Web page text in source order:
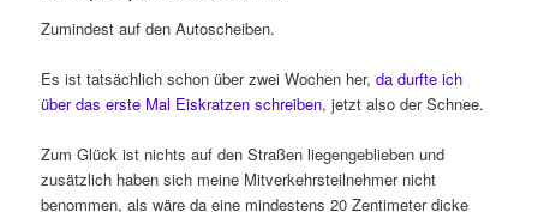
Zumindest auf den Autoscheiben.
Es ist tatsächlich schon über zwei Wochen her,da durfte ich
über das erste Mal Eiskratzen schreiben, jetzt also der Schnee.
Zum Glück ist nichts auf den Straßen liegengeblieben und
zusätzlich haben sich meine Mitverkehrsteilnehmer nicht
benommen, als wäre da eine mindestens 20 Zentimeter dicke